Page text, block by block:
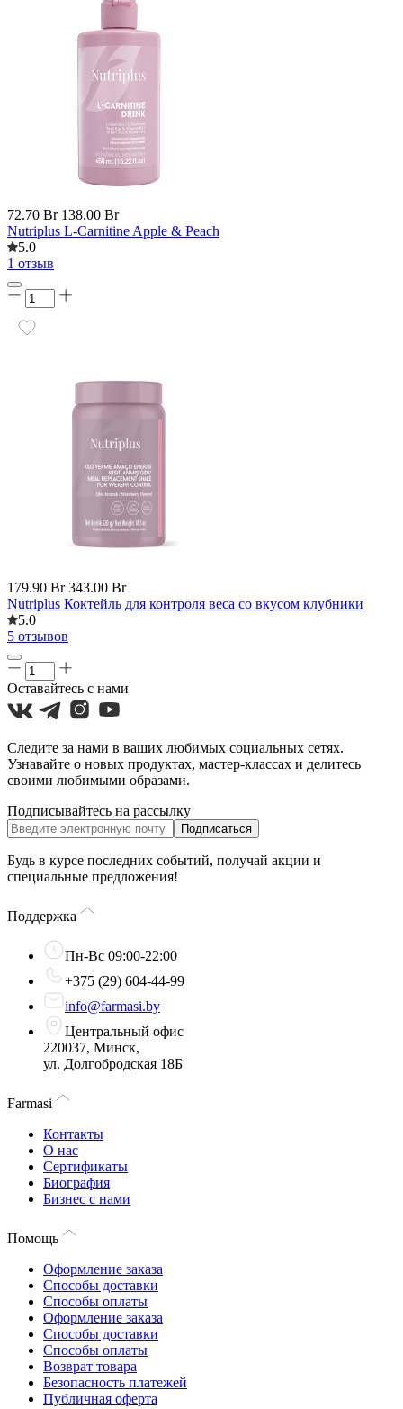
72.70 Br 138.00 Br
Nutriplus L-Carnitine Apple & Peach
5.0
1 отзыв
179.90 Br 343.00 Br
Nutriplus Коктейль для контроля веса со вкусом клубники
5.0
5 отзывов
Оставайтесь с нами
Следите за нами в ваших любимых социальных сетях.
Узнавайте о новых продуктах, мастер-классах и делитесь
своими любимыми образами.
Подписывайтесь на рассылку
Подписаться
Будь в курсе последних событий, получай акции и
специальные предложения!
Поддержка
Пн-Вс 09:00-22:00
+375 (29) 604-44-99
info@farmasi.by
Центральный офис
220037, Минск,
ул. Долгобродская 18Б
Farmasi
Контакты
О нас
Сертификаты
Биография
Бизнес с нами
Помощь
Оформление заказа
Способы доставки
Способы оплаты
Оформление заказа
Способы доставки
Способы оплаты
Возврат товара
Безопасность платежей
Публичная оферта